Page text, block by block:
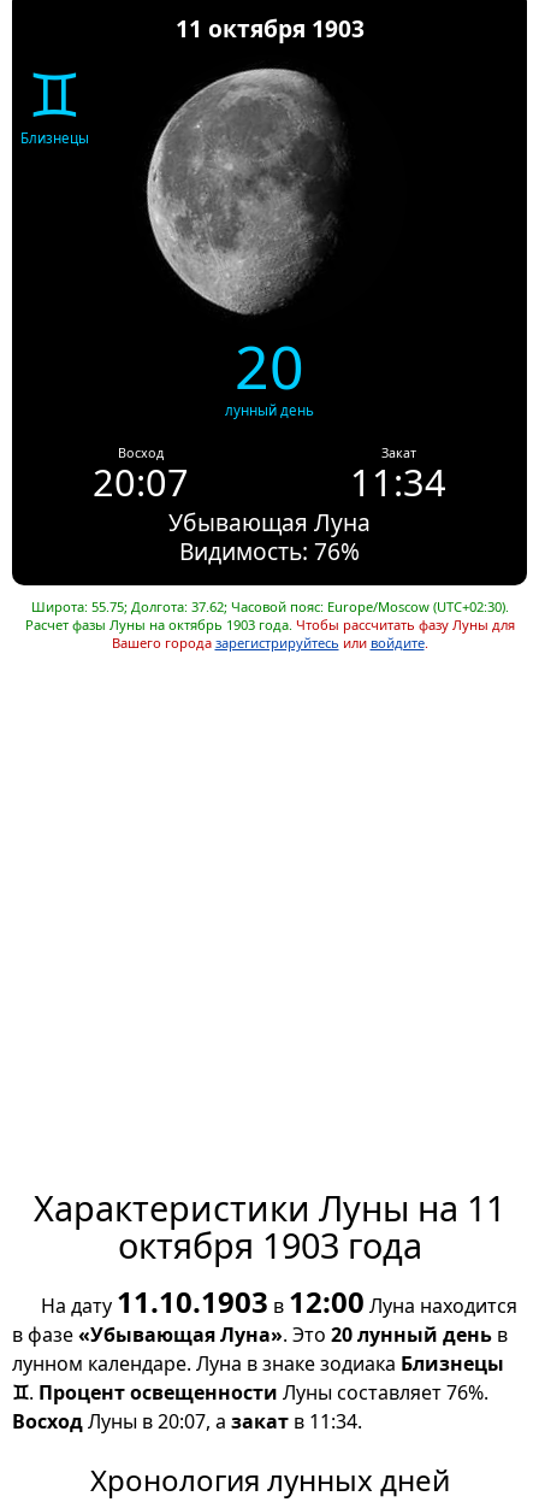
11 октября 1903
♊
Близнецы
20
лунный день
Восход
20:07
Закат
11:34
Убывающая Луна
Видимость: 76%
Широта: 55.75; Долгота: 37.62; Часовой пояс: Europe/Moscow (UTC+02:30).
Расчет фазы Луны на октябрь 1903 года. Чтобы рассчитать фазу Луны для
Вашего города зарегистрируйтесь или войдите.
Характеристики Луны на 11
октября 1903 года
На дату 11.10.1903 в 12:00 Луна находится
в фазе«Убывающая Луна». Это 20 лунный день в
лунном календаре. Луна в знаке зодиака Близнецы
♊. Процент освещенности Луны составляет 76%.
ВосходЛуны в 20:07, а закат в 11:34.
Хронология лунных дней